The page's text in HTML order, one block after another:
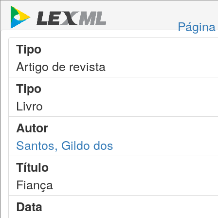
Tipo
Artigo de revista
Tipo
Livro
Autor
Santos, Gildo dos
Título
Fiança
Data